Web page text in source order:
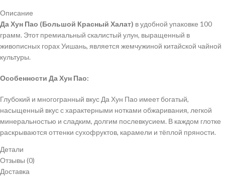
Описание
Да Хун Пао (Большой Красный Халат) в удобной упаковке 100
грамм. Этот премиальный скалистый улун, выращенный в
живописных горах Уишань, является жемчужиной китайской чайной
культуры.
Особенности Да Хун Пао:
Глубокий и многогранный вкус Да Хун Пао имеет богатый,
насыщенный вкус с характерными нотками обжаривания, легкой
минеральностью и сладким, долгим послевкусием. В каждом глотке
раскрываются оттенки сухофруктов, карамели и тёплой пряности.
Уникальный аромат: Аромат чая сложен и глубок, с нюансами
шоколада, дымки и цветов, раскрывающихся по мере заваривания.
Детали
Отзывы (0)
Доставка